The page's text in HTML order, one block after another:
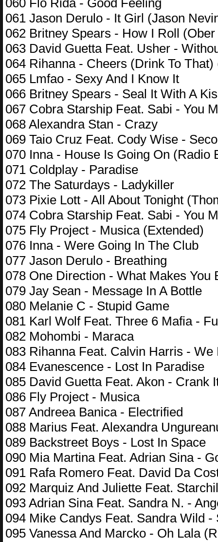
060 Flo Rida - Good Feeling
061 Jason Derulo - It Girl (Jason
062 Britney Spears - How I Roll
063 David Guetta Feat. Usher -
064 Rihanna - Cheers (Drink To
065 Lmfao - Sexy And I Know It
066 Britney Spears - Seal It With A
067 Cobra Starship Feat. Sabi - You
068 Alexandra Stan - Crazy
069 Taio Cruz Feat. Cody Wise -
070 Inna - House Is Going On (Radio
071 Coldplay - Paradise
072 The Saturdays - Ladykiller
073 Pixie Lott - All About Tonight
074 Cobra Starship Feat. Sabi - You
075 Fly Project - Musica (Extended)
076 Inna - Were Going In The Club
077 Jason Derulo - Breathing
078 One Direction - What Makes You
079 Jay Sean - Message In A Bottle
080 Melanie C - Stupid Game
081 Karl Wolf Feat. Three 6 Mafia -
082 Mohombi - Maraca
083 Rihanna Feat. Calvin Harris -
084 Evanescence - Lost In Paradise
085 David Guetta Feat. Akon - Crank
086 Fly Project - Musica
087 Andreea Banica - Electrified
088 Marius Feat. Alexandra
089 Backstreet Boys - Lost In Space
090 Mia Martina Feat. Adrian Sina -
091 Rafa Romero Feat. David Da
092 Marquiz And Juliette Feat.
093 Adrian Sina Feat. Sandra N. -
094 Mike Candys Feat. Sandra Wild
095 Vanessa And Marcko - Oh Lala